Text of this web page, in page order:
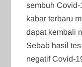
sembuh
kabar terbaru
dapat kembali
Sebab hasil
negatif Covid-